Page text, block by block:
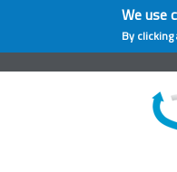
We use
By